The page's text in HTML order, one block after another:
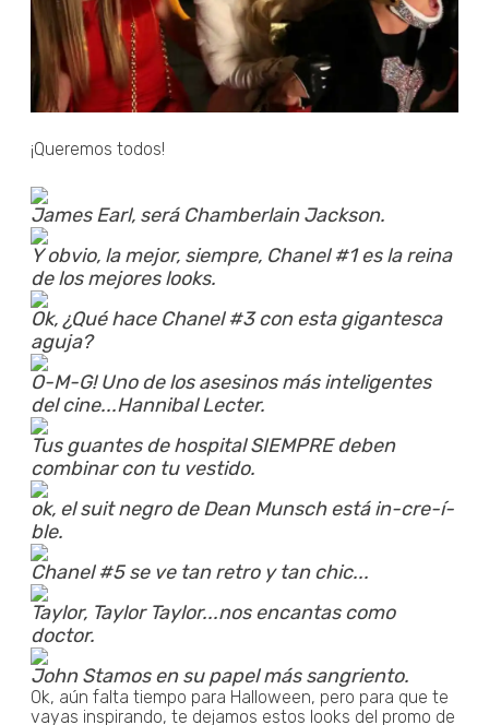
¡Queremos todos!
James Earl, será Chamberlain Jackson.
Y obvio, la mejor, siempre, Chanel #1 es la reina
de los mejores looks.
Ok, ¿Qué hace Chanel #3 con esta gigantesca
aguja?
O-M-G! Uno de los asesinos más inteligentes
del cine...Hannibal Lecter.
Tus guantes de hospital SIEMPRE deben
combinar con tu vestido.
ok, el suit negro de Dean Munsch está in-cre-í-
ble.
Chanel #5 se ve tan retro y tan chic...
Taylor, Taylor Taylor...nos encantas como
doctor.
John Stamos en su papel más sangriento.
Ok, aún falta tiempo para Halloween, pero para que te
vayas inspirando, te dejamos estos looks del promo de